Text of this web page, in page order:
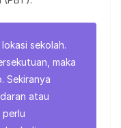
sekolah.
maka
Sekiranya
atau
perlu